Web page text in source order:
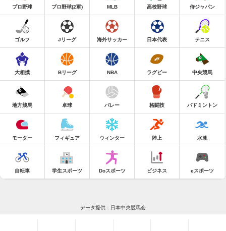
プロ野球 プロ野球(2軍) MLB 高校野球 侍ジャパン
ゴルフ Jリーグ 海外サッカー 日本代表 テニス
大相撲 Bリーグ NBA ラグビー 中央競馬
地方競馬 卓球 バレー 格闘技 バドミントン
モーター フィギュア ウィンター 陸上 水泳
自転車 学生スポーツ Doスポーツ ビジネス eスポーツ
データ提供：日本中央競馬会